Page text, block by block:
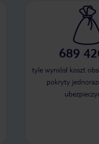
689
tyle wyniósł koszt
pokryty